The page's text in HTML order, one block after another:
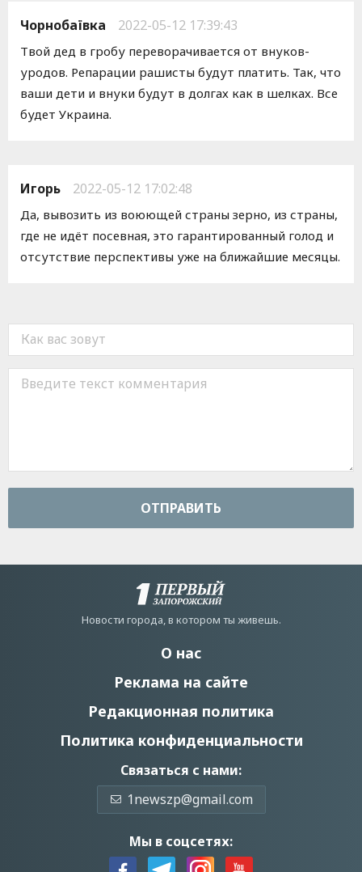
Чорнобаївка 2022-05-12 17:39:43
Твой дед в гробу переворачивается от внуков-
уродов. Репарации рашисты будут платить. Так, что
ваши дети и внуки будут в долгах как в шелках. Все
будет Украина.
Игорь 2022-05-12 17:02:48
Да, вывозить из воюющей страны зерно, из страны,
где не идёт посевная, это гарантированный голод и
отсутствие перспективы уже на ближайшие месяцы.
ОТПРАВИТЬ
Новости города, в котором ты живешь.
О нас
Реклама на сайте
Редакционная политика
Политика конфиденциальности
Связаться с нами:
1newszp@gmail.com
Мы в соцсетях: